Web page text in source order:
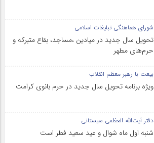
شورای هماهنگی تبلیغات اسلامی
تحویل سال‌ جدید در میادین ،مساجد، بقاع متبرکه‌ و
حرم‌های‌ مطهر
بیعت با رهبر معظم انقلاب
ویژه برنامه تحویل سال جدید در حرم بانوی کرامت
دفتر آیت‌الله العظمی سیستانی
شنبه اول ماه شوال و عید سعید فطر است